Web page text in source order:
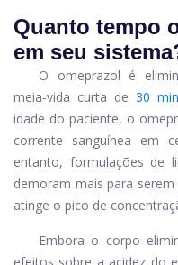
Quanto tempo
em seu
O omeprazol é
meia-vida curta de 30
idade do paciente, o
corrente sanguínea em
entanto, formulações de
demoram mais para
atinge o pico de
Embora o corpo